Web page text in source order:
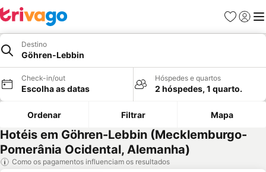
Favoritos
Iniciar
Destino
Göhren-Lebbin
Check-in/out
Escolha as datas
Hóspedes e quartos
2 hóspedes, 1 quarto.
Ordenar Filtrar Mapa
Hotéis em Göhren-Lebbin (Mecklemburgo-
Pomerânia Ocidental, Alemanha)
Como os pagamentos influenciam os resultados